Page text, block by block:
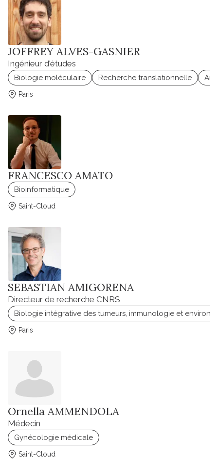
JOFFREY ALVES-GASNIER
Ingénieur d'études
Biologie moléculaire Recherche translationnelle
Paris
FRANCESCO AMATO
Bioinformatique
Saint-Cloud
SEBASTIAN AMIGORENA
Directeur de recherche CNRS
Biologie intégrative des tumeurs, immunologie et
Paris
Ornella AMMENDOLA
Médecin
Gynécologie médicale
Saint-Cloud